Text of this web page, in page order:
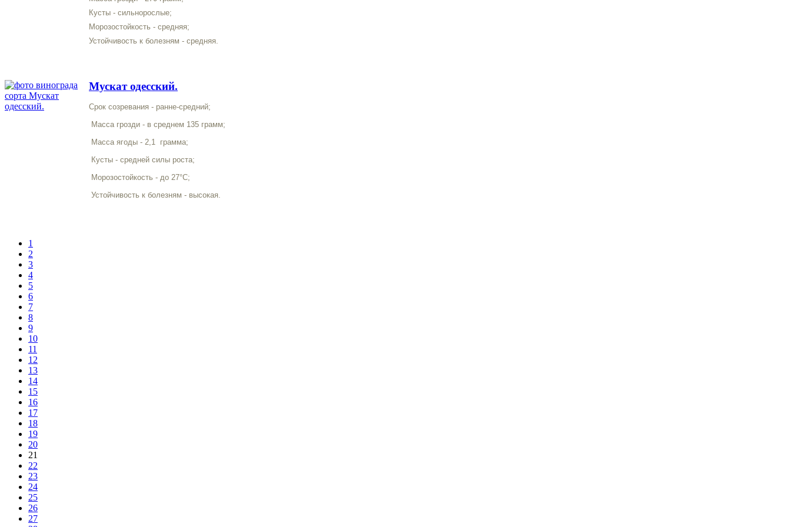
Кусты - сильнорослые;
Морозостойкость - средняя;
Устойчивость к болезням - средняя.
Мускат одесский.
Срок созревания - ранне-средний;
Масса грозди - в среднем 135 грамм;
Масса ягоды - 2,1 грамма;
Кусты - средней силы роста;
Морозостойкость - до 27°С;
Устойчивость к болезням - высокая.
1
2
3
4
5
6
7
8
9
10
11
12
13
14
15
16
17
18
19
20
21
22
23
24
25
26
27